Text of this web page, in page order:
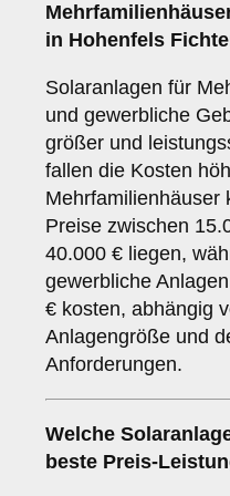
in Hohenfels
Solaranlagen für
und gewerbliche
größer und
fallen die Kosten
Mehrfamilienhäuser
Preise zwischen
40.000 € liegen,
gewerbliche
€ kosten, abhängig
Anlagengröße und
Anforderungen.
Welche
beste Preis-